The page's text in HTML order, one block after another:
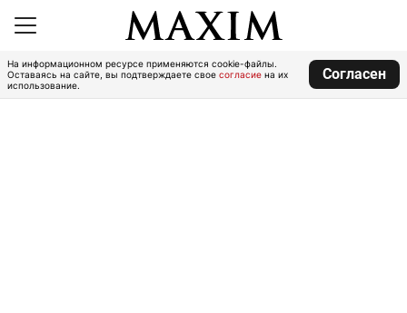
На информационном ресурсе применяются cookie-файлы.
Оставаясь на сайте, вы подтверждаете свое согласие на их
использование.
Согласен